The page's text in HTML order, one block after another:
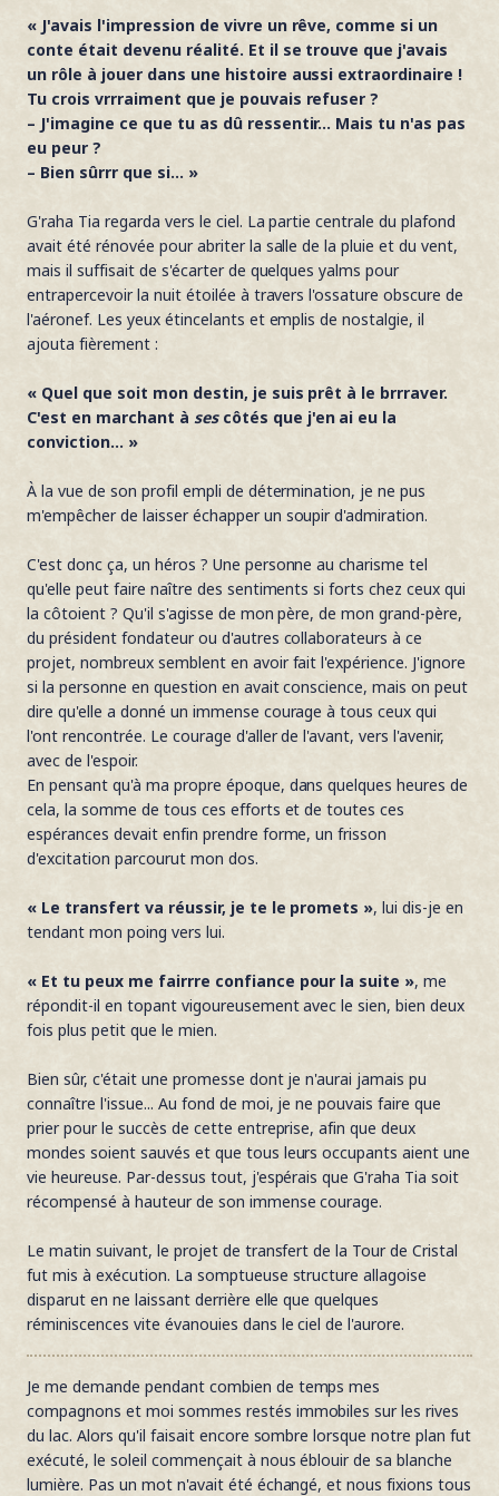
« J'avais l'impression de vivre un rêve, comme si un
conte était devenu réalité. Et il se trouve que j'avais
un rôle à jouer dans une histoire aussi extraordinaire !
Tu crois vrrraiment que je pouvais refuser ?
– J'imagine ce que tu as dû ressentir... Mais tu n'as pas
eu peur ?
– Bien sûrrr que si... »
G'raha Tia regarda vers le ciel. La partie centrale du plafond
avait été rénovée pour abriter la salle de la pluie et du vent,
mais il suffisait de s'écarter de quelques yalms pour
entrapercevoir la nuit étoilée à travers l'ossature obscure de
l'aéronef. Les yeux étincelants et emplis de nostalgie, il
ajouta fièrement :
« Quel que soit mon destin, je suis prêt à le brrraver.
C'est en marchant à sescôtés que j'en ai eu la
conviction... »
À la vue de son profil empli de détermination, je ne pus
m'empêcher de laisser échapper un soupir d'admiration.
C'est donc ça, un héros ? Une personne au charisme tel
qu'elle peut faire naître des sentiments si forts chez ceux qui
la côtoient ? Qu'il s'agisse de mon père, de mon grand-père,
du président fondateur ou d'autres collaborateurs à ce
projet, nombreux semblent en avoir fait l'expérience. J'ignore
si la personne en question en avait conscience, mais on peut
dire qu'elle a donné un immense courage à tous ceux qui
l'ont rencontrée. Le courage d'aller de l'avant, vers l'avenir,
avec de l'espoir.
En pensant qu'à ma propre époque, dans quelques heures de
cela, la somme de tous ces efforts et de toutes ces
espérances devait enfin prendre forme, un frisson
d'excitation parcourut mon dos.
« Le transfert va réussir, je te le promets », lui dis-je en
tendant mon poing vers lui.
« Et tu peux me fairrre confiance pour la suite », me
répondit-il en topant vigoureusement avec le sien, bien deux
fois plus petit que le mien.
Bien sûr, c'était une promesse dont je n'aurai jamais pu
connaître l'issue... Au fond de moi, je ne pouvais faire que
prier pour le succès de cette entreprise, afin que deux
mondes soient sauvés et que tous leurs occupants aient une
vie heureuse. Par-dessus tout, j'espérais que G'raha Tia soit
récompensé à hauteur de son immense courage.
Le matin suivant, le projet de transfert de la Tour de Cristal
fut mis à exécution. La somptueuse structure allagoise
disparut en ne laissant derrière elle que quelques
réminiscences vite évanouies dans le ciel de l'aurore.
Je me demande pendant combien de temps mes
compagnons et moi sommes restés immobiles sur les rives
du lac. Alors qu'il faisait encore sombre lorsque notre plan fut
exécuté, le soleil commençait à nous éblouir de sa blanche
lumière. Pas un mot n'avait été échangé, et nous fixions tous